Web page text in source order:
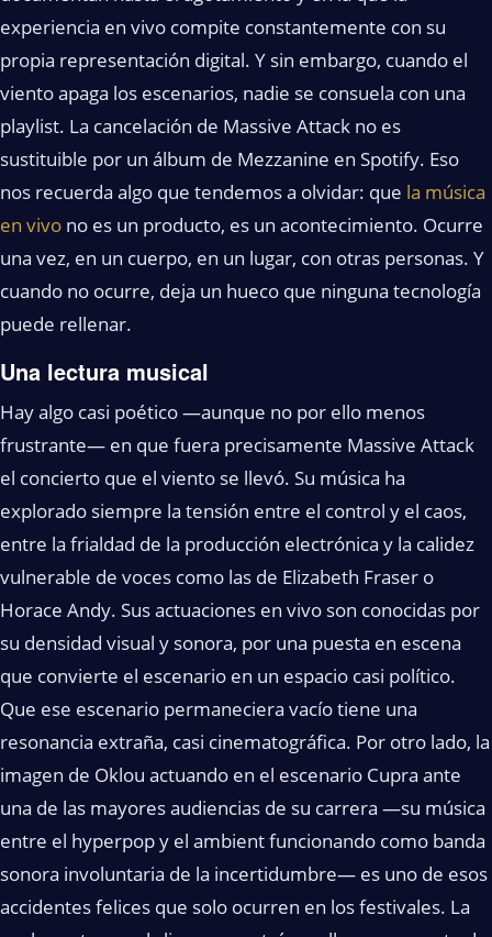
experiencia en vivo compite constantemente con su
propia representación digital. Y sin embargo, cuando el
viento apaga los escenarios, nadie se consuela con una
playlist. La cancelación de Massive Attack no es
sustituible por un álbum de Mezzanine en Spotify. Eso
nos recuerda algo que tendemos a olvidar: que la música
en vivo no es un producto, es un acontecimiento. Ocurre
una vez, en un cuerpo, en un lugar, con otras personas. Y
cuando no ocurre, deja un hueco que ninguna tecnología
puede rellenar.
Una lectura musical
Hay algo casi poético —aunque no por ello menos
frustrante— en que fuera precisamente Massive Attack
el concierto que el viento se llevó. Su música ha
explorado siempre la tensión entre el control y el caos,
entre la frialdad de la producción electrónica y la calidez
vulnerable de voces como las de Elizabeth Fraser o
Horace Andy. Sus actuaciones en vivo son conocidas por
su densidad visual y sonora, por una puesta en escena
que convierte el escenario en un espacio casi político.
Que ese escenario permaneciera vacío tiene una
resonancia extraña, casi cinematográfica. Por otro lado, la
imagen de Oklou actuando en el escenario Cupra ante
una de las mayores audiencias de su carrera —su música
entre el hyperpop y el ambient funcionando como banda
sonora involuntaria de la incertidumbre— es uno de esos
accidentes felices que solo ocurren en los festivales. La